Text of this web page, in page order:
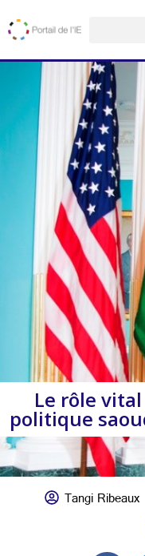
Le rôle
politique
Tangi Ribeaux